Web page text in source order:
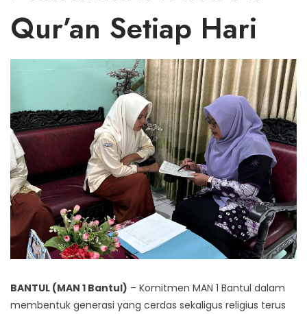
Qur’an Setiap Hari
BANTUL (MAN 1 Bantul) – Komitmen MAN 1 Bantul dalam
membentuk generasi yang cerdas sekaligus religius terus